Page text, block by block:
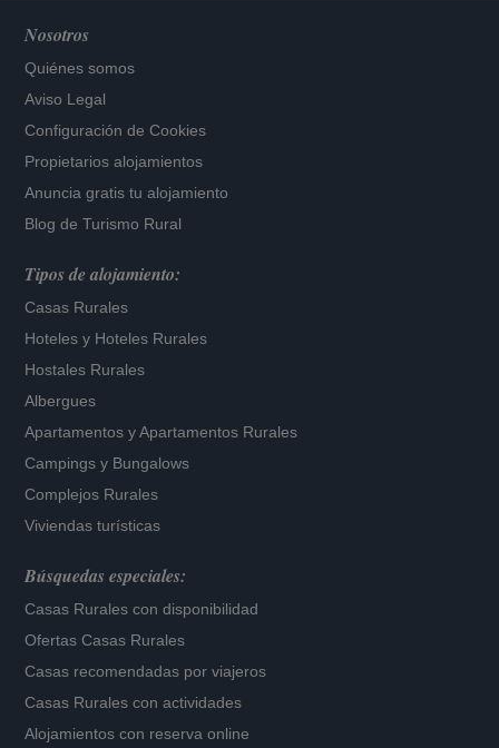
Nosotros
Quiénes somos
Aviso Legal
Configuración de Cookies
Propietarios alojamientos
Anuncia gratis tu alojamiento
Blog de Turismo Rural
Tipos de alojamiento:
Casas Rurales
Hoteles y Hoteles Rurales
Hostales Rurales
Albergues
Apartamentos yApartamentos Rurales
Campings y Bungalows
Complejos Rurales
Viviendas turísticas
Búsquedas especiales:
Casas Rurales con disponibilidad
Ofertas Casas Rurales
Casas recomendadas por viajeros
Casas Rurales con actividades
Alojamientos con reserva online